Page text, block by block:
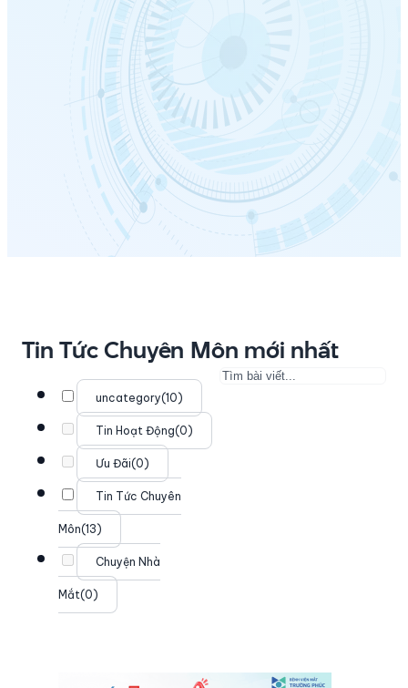
Tin Tức Chuyên
Môn
Trang chủ/Tin Tức Chuyên Môn
Tin Tức Chuyên Môn mới nhất
uncategory(10)
Tin Hoạt Động(0)
Ưu Đãi(0)
Tin Tức Chuyên
Môn(13)
Chuyện Nhà
Mắt(0)